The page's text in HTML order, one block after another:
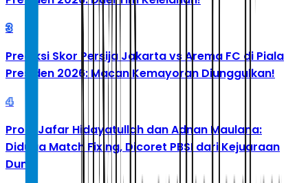
3
Prediksi Skor Persija Jakarta vs Arema FC di Piala
Presiden 2026: Macan Kemayoran Diunggulkan!
4
Profil Jafar Hidayatullah dan Adnan Maulana:
Diduga Match Fixing, Dicoret PBSI dari Kejuaraan
Dunia